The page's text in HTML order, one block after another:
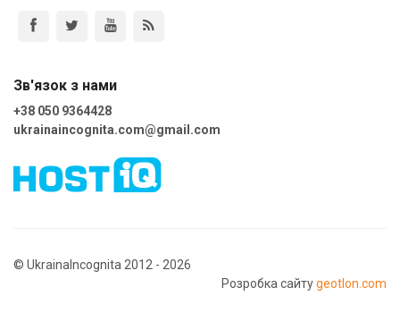
Зв'язок з нами
+38 050 9364428
ukrainaincognita.com@gmail.com
© UkrainaIncognita 2012 - 2026
Розробка сайтуgeotlon.com